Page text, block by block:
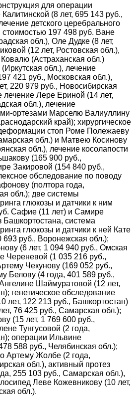
для операции
(8 лет, 695 143 руб.,
детского церебрального
197 498 руб. Ване
обл.), Оле Дудке (8 лет,
(12 лет, Ростовская обл.),
(Астраханская обл.)
обл.), лечение
421 руб., Московская обл.),
220 979 руб., Новосибирская
лечение Лере Ериной (14 лет,
обл.), лечение
ортезами Марселю Валиуллину
край); хирургическое
стоп Роме Полежаеву
обл.) и Матвею Косинову
обл.), лечение косолапости
(165 900 руб.,
Закировой (154 840 руб.,
обследование по поводу
(полтора года,
обл.); две системы
глюкозы и датчики к ним
Сафие (11 лет) и Самире
система
глюкозы и датчики к ней Кате
693 руб., Воронежская обл.);
(6 лет, 1 094 940 руб., Омская
Череневой (1 035 216 руб.,
Чекунову (169 052 руб.,
Белову (4 года, 401 589 руб.,
Шаймуратовой (12 лет,
генетическое обследование
лет, 122 213 руб., Башкортостан)
76 425 руб., Самарская обл.);
(15 лет, 1 769 600 руб.,
Тунгусовой (2 года,
операции Ильвине
588 руб., Челябинская обл.);
Артему Жолбе (2 года,
обл.), активный протез
255 103 руб., Самарская обл.),
Леве Кожевникову (10 лет,
обл.).